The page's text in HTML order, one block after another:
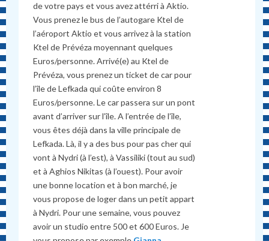
de votre pays et vous avez attérri à Aktio.
Vous prenez le bus de l’autogare Ktel de
l’aéroport Aktio et vous arrivez à la station
Ktel de Prévéza moyennant quelques
Euros/personne. Arrivé(e) au Ktel de
Prévéza, vous prenez un ticket de car pour
l’île de Lefkada qui coûte environ 8
Euros/personne. Le car passera sur un pont
avant d’arriver sur l’île. A l’entrée de l’île,
vous êtes déjà dans la ville principale de
Lefkada. Là, il y a des bus pour pas cher qui
vont à Nydri (à l’est), à Vassiliki (tout au sud)
et à Aghios Nikitas (à l’ouest). Pour avoir
une bonne location et à bon marché, je
vous propose de loger dans un petit appart
à Nydri. Pour une semaine, vous pouvez
avoir un studio entre 500 et 600 Euros. Je